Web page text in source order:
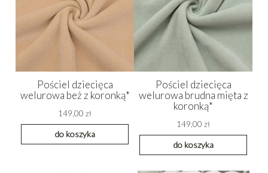
Pościel dziecięca
welurowa beż z koronką*
149,00 zł
do koszyka
Pościel dziecięca
welurowa brudna mięta z
koronką*
149,00 zł
do koszyka